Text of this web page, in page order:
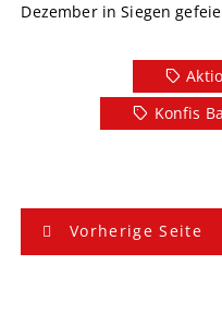
Dezember in Siegen
Konfis
B
e
Vorherige Seite